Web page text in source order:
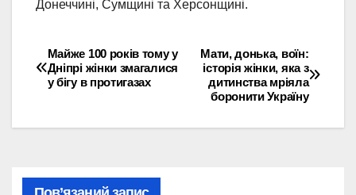
Донеччині, Сумщині та Херсонщині.
Навігація
записів
Мати, донька, воїн:
історія жінки, яка з
дитинства мріяла
боронити Україну
Майже 100 років тому у
Дніпрі жінки змагалися
у бігу в протигазах